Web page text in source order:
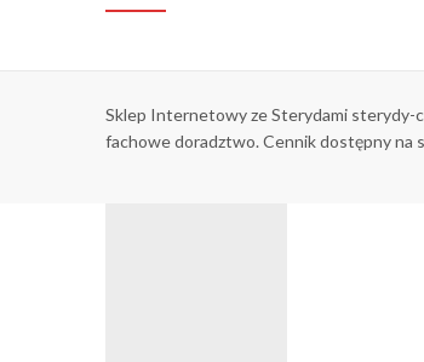
Sklep Internetowy ze Sterydami sterydy-
fachowe doradztwo. Cennik dostępny na